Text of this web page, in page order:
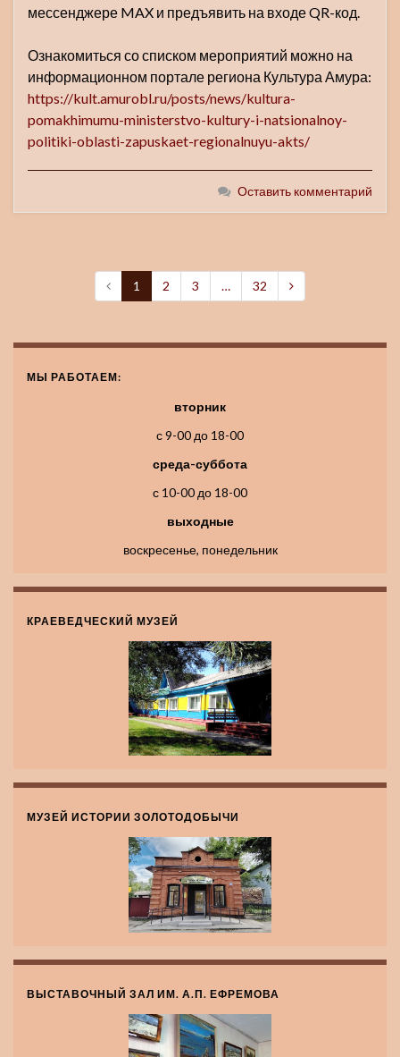
мессенджере MAX и предъявить на входе QR-код.
Ознакомиться со списком мероприятий можно на
информационном портале региона Культура Амура:
https://kult.amurobl.ru/posts/news/kultura-
pomakhimumu-ministerstvo-kultury-i-natsionalnoy-
politiki-oblasti-zapuskaet-regionalnuyu-akts/
Оставить комментарий
1 2 3 … 32
МЫ РАБОТАЕМ:
вторник
с 9-00 до 18-00
среда-суббота
с 10-00 до 18-00
выходные
воскресенье, понедельник
КРАЕВЕДЧЕСКИЙ МУЗЕЙ
МУЗЕЙ ИСТОРИИ ЗОЛОТОДОБЫЧИ
ВЫСТАВОЧНЫЙ ЗАЛ ИМ. А.П. ЕФРЕМОВА